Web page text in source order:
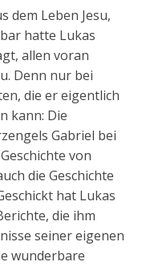
dem Leben Jesu,
hatte Lukas
allen voran
Denn nur bei
die er eigentlich
kann: Die
Gabriel bei
von
die Geschichte
hat Lukas
die ihm
seiner eigenen
wunderbare